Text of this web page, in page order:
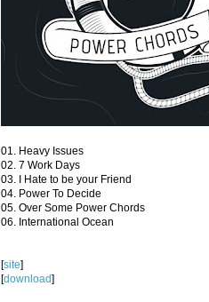
01. Heavy Issues
02. 7 Work Days
03. I Hate to be your Friend
04. Power To Decide
05. Over Some Power Chords
06. International Ocean
[site]
[download]